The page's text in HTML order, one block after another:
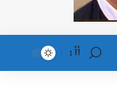
أأ